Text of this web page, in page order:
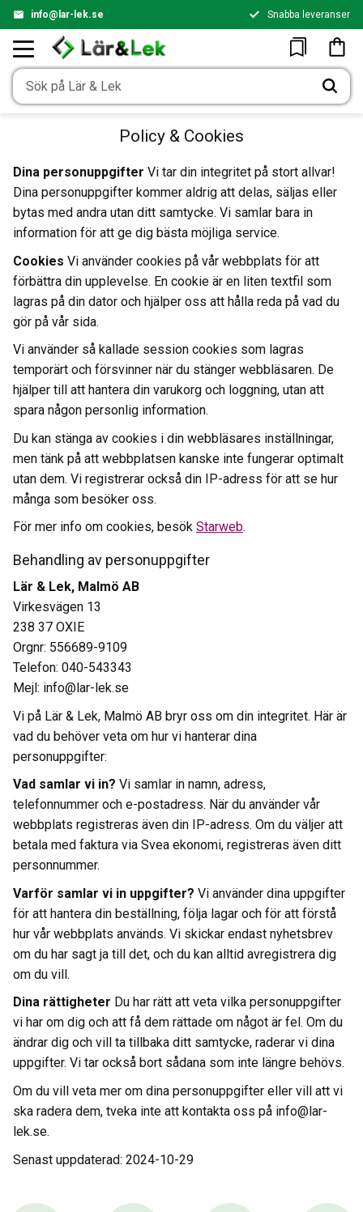
info@lar-lek.se Snabba leveranser
Favoriter
Policy & Cookies
Dina personuppgifter Vi tar din integritet på stort allvar!
Dina personuppgifter kommer aldrig att delas, säljas eller
bytas med andra utan ditt samtycke. Vi samlar bara in
information för att ge dig bästa möjliga service.
Cookies Vi använder cookies på vår webbplats för att
förbättra din upplevelse. En cookie är en liten textfil som
lagras på din dator och hjälper oss att hålla reda på vad du
gör på vår sida.
Vi använder så kallade session cookies som lagras
temporärt och försvinner när du stänger webbläsaren. De
hjälper till att hantera din varukorg och loggning, utan att
spara någon personlig information.
Du kan stänga av cookies i din webbläsares inställningar,
men tänk på att webbplatsen kanske inte fungerar optimalt
utan dem. Vi registrerar också din IP-adress för att se hur
många som besöker oss.
För mer info om cookies, besök Starweb.
Behandling av personuppgifter
Lär & Lek, Malmö AB
Virkesvägen 13
238 37 OXIE
Orgnr: 556689-9109
Telefon: 040-543343
Mejl: info@lar-lek.se
Vi på Lär & Lek, Malmö AB bryr oss om din integritet. Här är
vad du behöver veta om hur vi hanterar dina
personuppgifter:
Vad samlar vi in? Vi samlar in namn, adress,
telefonnummer och e-postadress. När du använder vår
webbplats registreras även din IP-adress. Om du väljer att
betala med faktura via Svea ekonomi, registreras även ditt
personnummer.
Varför samlar vi in uppgifter? Vi använder dina uppgifter
för att hantera din beställning, följa lagar och för att förstå
hur vår webbplats används. Vi skickar endast nyhetsbrev
om du har sagt ja till det, och du kan alltid avregistrera dig
om du vill.
Dina rättigheter Du har rätt att veta vilka personuppgifter
vi har om dig och att få dem rättade om något är fel. Om du
ändrar dig och vill ta tillbaka ditt samtycke, raderar vi dina
uppgifter. Vi tar också bort sådana som inte längre behövs.
Om du vill veta mer om dina personuppgifter eller vill att vi
ska radera dem, tveka inte att kontakta oss på info@lar-
lek.se.
Senast uppdaterad: 2024-10-29